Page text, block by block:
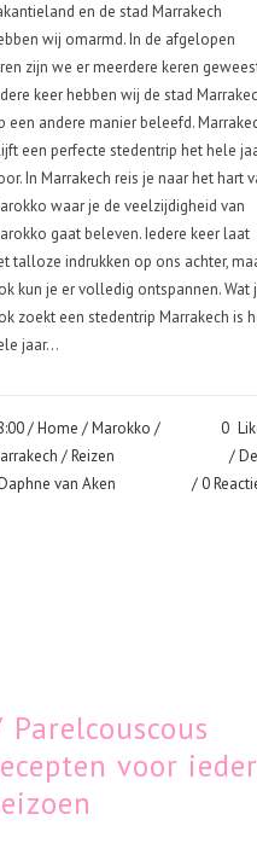
en de stad Marrakech
wij omarmd. In de afgelopen
zijn we er meerdere keren
keer hebben wij de stad
een andere manier beleefd.
een perfecte stedentrip het hele
In Marrakech reis je naar het hart
waar je de veelzijdigheid van
gaat beleven. Iedere keer laat
talloze indrukken op ons achter,
kun je er volledig ontspannen. Wat
zoekt een stedentrip Marrakech is
jaar...
/Home /Marokko /
/Reizen
van Aken
0
0
Parelcouscous
voor ieder